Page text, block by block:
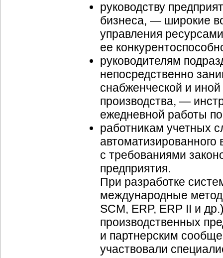
руководству
бизнеса, — широкие
управления
ее
руководителям
непосредственно
снабженческой и
производства, —
ежедневной работы
работникам учетных
автоматизированного
с требованиями
предприятия.
При разработке
международные
SCM, ERP, ERP II и
производственных
и партнерским
участвовали